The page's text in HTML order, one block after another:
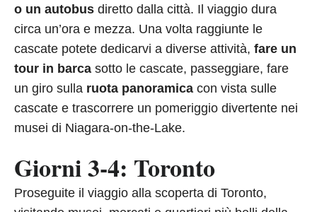
o un autobus diretto dalla città. Il viaggio dura
circa un’ora e mezza. Una volta raggiunte le
cascate potete dedicarvi a diverse attività, fare un
tour in barca sotto le cascate, passeggiare, fare
un giro sulla ruota panoramica con vista sulle
cascate e trascorrere un pomeriggio divertente nei
musei di Niagara-on-the-Lake.
Giorni 3-4: Toronto
Proseguite il viaggio alla scoperta di Toronto,